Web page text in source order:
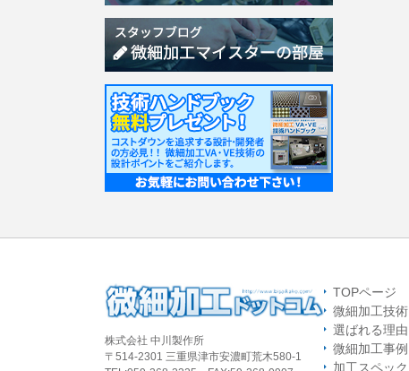
株式会社 中川製作所
〒514-2301 三重県津市安濃町荒木580-1
TOPページ
微細加工技術
選ばれる理由
微細加工事例
加工スペック